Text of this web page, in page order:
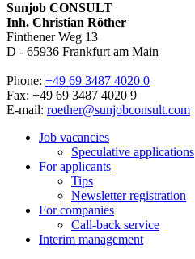
Sunjob CONSULT
Inh. Christian Röther
Finthener Weg 13
D - 65936 Frankfurt am Main
Phone: +49 69 3487 4020 0
Fax: +49 69 3487 4020 9
E-mail: roether@sunjobconsult.com
Job vacancies
Speculative applications
For applicants
Tips
Newsletter registration
For companies
Call-back service
Interim management